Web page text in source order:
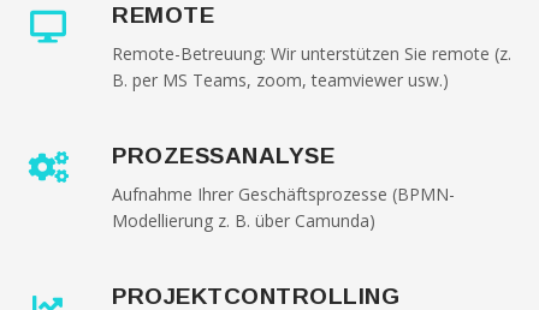
REMOTE
Remote-Betreuung: Wir unterstützen Sie remote (z.
B. per MS Teams, zoom, teamviewer usw.)
PROZESSANALYSE
Aufnahme Ihrer Geschäftsprozesse (BPMN-
Modellierung z. B. über Camunda)
PROJEKTCONTROLLING